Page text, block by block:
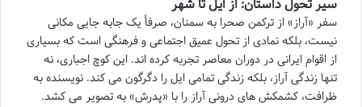
سیر تحول داستان: از ایل تا شهر
سفر «آراز» از ترکمن صحرا به سمنان، صرفاً یک جابه جایی مکانی
نیست، بلکه نمادی از تحول عمیق اجتماعی و فرهنگی است که بسیاری
از اقوام ایرانی در دوران معاصر تجربه کرده اند. این کوچ اجباری، نه
تنها زندگی آراز، بلکه زندگی تمامی ایل را دگرگون می کند. نویسنده به
ظرافت، کشمکش های درونی آراز را با «پدرش» به تصویر می کشد.